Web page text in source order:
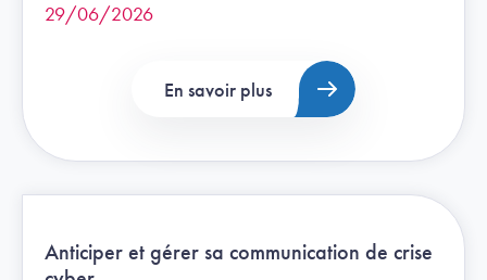
29/06/2026
En savoir plus
Anticiper et gérer sa communication de crise